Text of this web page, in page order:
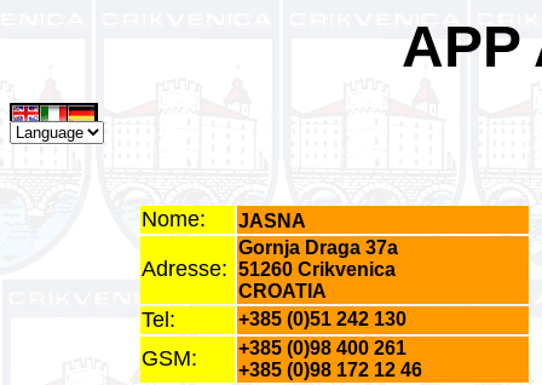
APP
Nome: JASNA
Adresse:
Gornja Draga 37a
51260 Crikvenica
CROATIA
Tel: +385 (0)51 242 130
GSM:
+385 (0)98 400 261
+385 (0)98 172 12 46